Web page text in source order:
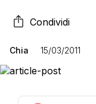
Condividi
Chia 15/03/2011